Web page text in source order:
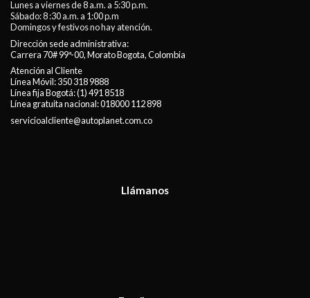
Lunes a viernes de 8 a.m. a 5:30 p.m.
Sábado: 8 :30 a.m. a 1:00 p.m
Domingos y festivos no hay atención.
Dirección sede administrativa:
Carrera 70# 99ª-00, Morato Bogota, Colombia
Atención al Cliente
Línea Móvil:350 318 9888
Línea fija Bogotá:(1) 491 8518
Línea gratuita nacional:018000 112 898
servicioalcliente@autoplanet.com.co
Llámanos